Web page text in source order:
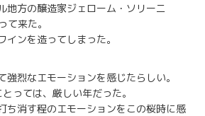
地方の醸造家ジェローム・ソリーニ
来た。
ンを造ってしまった。
強烈なエモーションを感じたらしい。
っては、厳しい年だった。
ち消す程のエモーションをこの桜時に感